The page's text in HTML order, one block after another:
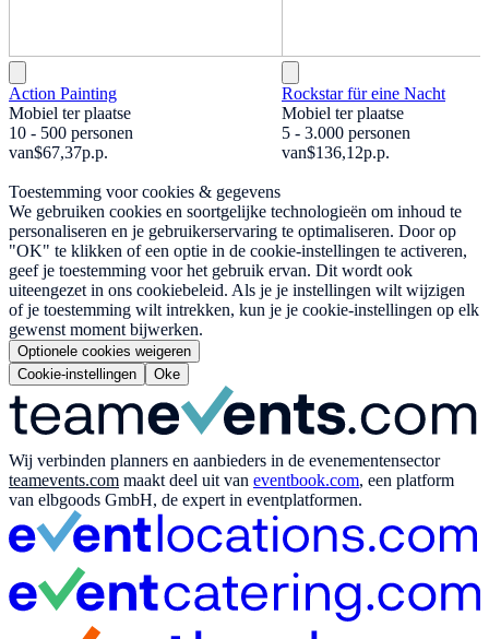
Action Painting
Mobiel ter plaatse
10 - 500 personen
van$67,37p.p.
Rockstar für eine Nacht
Mobiel ter plaatse
5 - 3.000 personen
van$136,12p.p.
Toestemming voor cookies & gegevens
We gebruiken cookies en soortgelijke technologieën om inhoud te
personaliseren en je gebruikerservaring te optimaliseren. Door op
"OK" te klikken of een optie in de cookie-instellingen te activeren,
geef je toestemming voor het gebruik ervan. Dit wordt ook
uiteengezet in ons cookiebeleid. Als je je instellingen wilt wijzigen
of je toestemming wilt intrekken, kun je je cookie-instellingen op elk
gewenst moment bijwerken.
Optionele cookies weigeren
Cookie-instellingen
Oke
Wij verbinden planners en aanbieders in de evenementensector
teamevents.com maakt deel uit van eventbook.com, een platform
van elbgoods GmbH, de expert in eventplatformen.